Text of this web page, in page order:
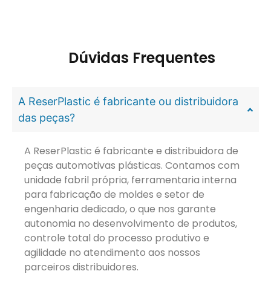
Dúvidas Frequentes
A ReserPlastic é fabricante ou distribuidora
das peças?
A ReserPlastic é fabricante e distribuidora de
peças automotivas plásticas. Contamos com
unidade fabril própria, ferramentaria interna
para fabricação de moldes e setor de
engenharia dedicado, o que nos garante
autonomia no desenvolvimento de produtos,
controle total do processo produtivo e
agilidade no atendimento aos nossos
parceiros distribuidores.